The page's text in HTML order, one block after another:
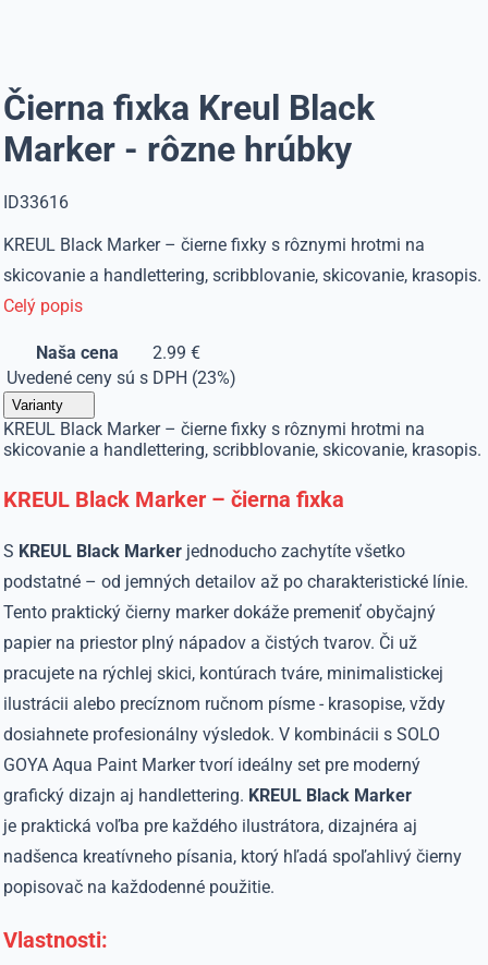
Čierna fixka Kreul Black
Marker - rôzne hrúbky
ID33616
KREUL Black Marker – čierne fixky s rôznymi hrotmi na
skicovanie a handlettering, scribblovanie, skicovanie, krasopis.
Celý popis
Naša cena
2.99 €
Uvedené ceny sú s DPH (23%)
Varianty
KREUL Black Marker – čierne fixky s rôznymi hrotmi na
skicovanie a handlettering, scribblovanie, skicovanie, krasopis.
KREUL Black Marker – čierna fixka
S KREUL Black Marker jednoducho zachytíte všetko
podstatné – od jemných detailov až po charakteristické línie.
Tento praktický čierny marker dokáže premeniť obyčajný
papier na priestor plný nápadov a čistých tvarov. Či už
pracujete na rýchlej skici, kontúrach tváre, minimalistickej
ilustrácii alebo precíznom ručnom písme - krasopise, vždy
dosiahnete profesionálny výsledok. V kombinácii sSOLO
GOYA Aqua Paint Markertvorí ideálny set pre moderný
grafický dizajn aj handlettering. KREUL Black Marker
je praktická voľba pre každého ilustrátora, dizajnéra aj
nadšenca kreatívneho písania, ktorý hľadá spoľahlivý čierny
popisovač na každodenné použitie.
Vlastnosti: